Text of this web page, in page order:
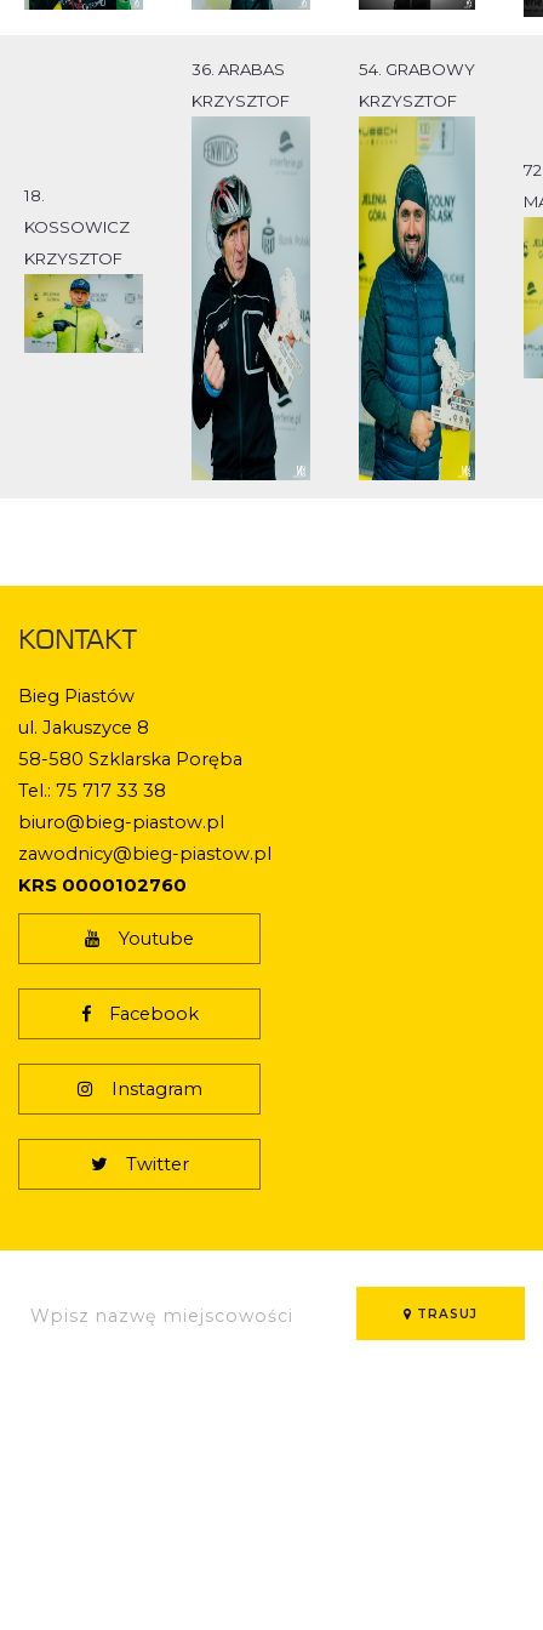
18.
KOSSOWICZ
KRZYSZTOF
36. ARABAS
KRZYSZTOF
54. GRABOWY
KRZYSZTOF
KONTAKT
Bieg Piastów
ul. Jakuszyce 8
58-580 Szklarska Poręba
Tel.: 75 717 33 38
biuro@bieg-piastow.pl
zawodnicy@bieg-piastow.pl
KRS 0000102760
Youtube
Facebook
Instagram
Twitter
TRASUJ